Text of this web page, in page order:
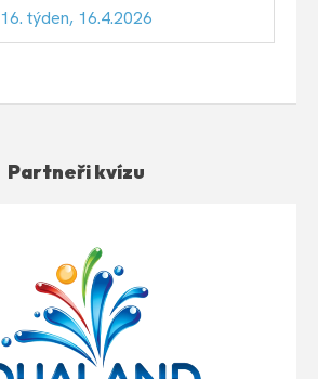
16. týden, 16.4.2026
Partneři kvízu